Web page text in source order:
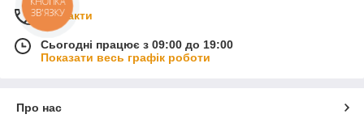
Контакти
Сьогодні працює з 09:00 до 19:00
Показати весь графік роботи
Про нас
КНОПКА
ЗВ'ЯЗКУ